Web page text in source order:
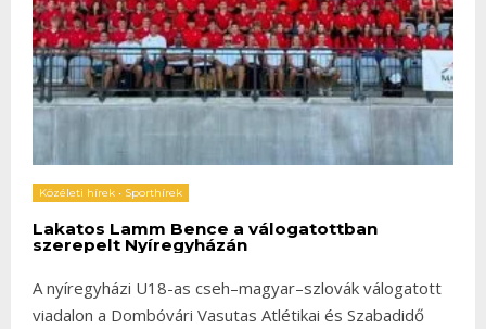
Közéleti hírek • Sporthírek
Lakatos Lamm Bence a válogatottban
szerepelt Nyíregyházán
A nyíregyházi U18-as cseh–magyar–szlovák válogatott
viadalon a Dombóvári Vasutas Atlétikai és Szabadidő